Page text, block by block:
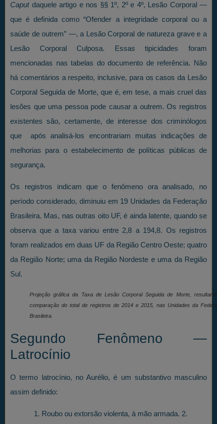
Caputdaquele artigo e nos §§ 1º, 2º e 4º, Lesão Corporal —
que é definida como “Ofender a integridade corporal ou a
saúde de outrem” —, a Lesão Corporal de natureza grave e a
Lesão Corporal Culposa. Essas tipicidades foram
mencionadas nas tabelas do documento de referência. Não
há comentários a respeito, inclusive, para os casos da Lesão
Corporal Seguida de Morte, que é, em tese, a mais cruel das
lesões que uma pessoa pode causar a outrem. Os registros
existentes são, certamente, de interesse dos criminólogos
que após analisá-los encontrariam muitas indicações de
melhorias para o estabelecimento de políticas públicas de
segurança.
Os registros indicam que o fenômeno ora analisado, no
período considerado, diminuiu em 19 Unidades da Federação
Brasileira. Mas, nas outras oito UF, é ainda latente, quando se
observa que a taxa variou entre 2,8 a 194,8. Os registros
foram realizados em duas UF da Região Centro Oeste; quatro
da Região Norte; uma da Região Nordeste e uma da Região
Sul.
Projeção gráfica da Taxa de Lesão Corporal Seguida de Morte,
comparação do total de registros de 2014 e 2015, nas Unidades da
Brasileira.
Segundo Fenômeno —
Latrocínio
O termo latrocínio, no Aurélio, é um substantivo masculino
assim definido:
1. Roubo ou extorsão violenta, à mão armada. 2.